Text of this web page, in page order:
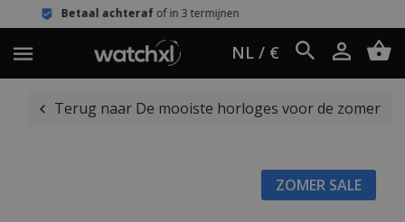
achterafof in 3 termijnen
NL / €
Terug naar De mooiste horloges voor de zomer
ZOMER SALE